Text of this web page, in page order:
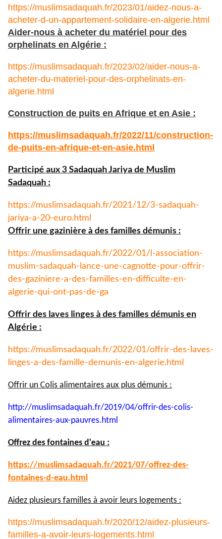
https://muslimsadaquah.fr/2023/01/aidez-nous-a-
acheter-d-un-appartement-solidaire-en-algerie.html
Aider-nous à acheter du matériel pour des
orphelinats en Algérie :
https://muslimsadaquah.fr/2023/02/aider-nous-a-
acheter-du-materiel-pour-des-orphelinats-en-
algerie.html
Construction de puits en Afrique et en Asie :
https://muslimsadaquah.fr/2022/11/construction-
de-puits-en-afrique-et-en-asie.html
Participé aux 3 Sadaquah Jariya de Muslim
Sadaquah :
https://muslimsadaquah.fr/2021/12/3-sadaquah-
jariya-a-20-euro.html
Offrir une gazinière à des familles démunis :
https://muslimsadaquah.fr/2022/01/l-association-
muslim-sadaquah-lance-une-cagnotte-pour-offrir-
des-gaziniere-a-des-familles-en-difficulte-en-
algerie-qui-ont-pas-de-ga
Offrir des laves linges à des familles démunis en
Algérie :
https://muslimsadaquah.fr/2022/01/offrir-des-laves-
linges-a-des-famille-demunis-en-algerie.html
Offrir un Colis alimentaires aux plus démunis :
http://muslimsadaquah.fr/2019/04/offrir-des-colis-
alimentaires-aux-pauvres.html
Offrez des fontaines d'eau :
https://muslimsadaquah.fr/2021/07/offrez-des-
fontaines-d-eau.html
Aidez plusieurs familles à avoir leurs logements :
https://muslimsadaquah.fr/2020/12/aidez-plusieurs-
familles-a-avoir-leurs-logements.html